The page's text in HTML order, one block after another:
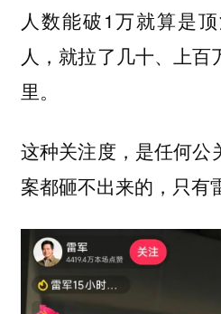
人数能破1万就算是
人，就拉了几十、上
里。
这种关注度，是任何公
案都砸不出来的，只有